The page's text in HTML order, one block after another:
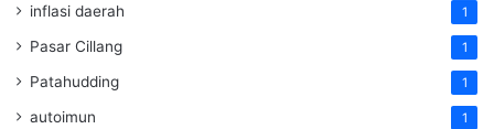
inflasi daerah 1
Pasar Cillang 1
Patahudding 1
autoimun 1